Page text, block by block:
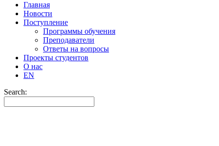
Главная
Новости
Поступление
Программы обучения
Преподаватели
Ответы на вопросы
Проекты студентов
О нас
EN
Search: